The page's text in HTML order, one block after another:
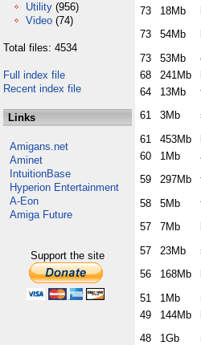
Utility (956)
Video (74)
Total files: 4534
Full index file
Recent index file
Links
Amigans.net
Aminet
IntuitionBase
Hyperion Entertainment
A-Eon
Amiga Future
Support the site
73
18Mb
73
54Mb
73
53Mb
68
241Mb
64
13Mb
61
3Mb
61
453Mb
60
1Mb
59
297Mb
58
5Mb
57
7Mb
57
23Mb
56
168Mb
51
1Mb
49
144Mb
48
1Gb